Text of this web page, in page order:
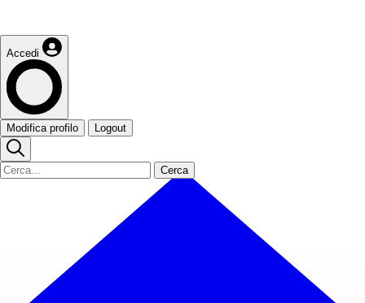
Accedi
Modifica profilo Logout
Cerca